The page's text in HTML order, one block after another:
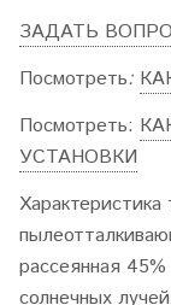
ЗАДАТЬ
Посмотреть:
Посмотреть:
УСТАНОВКИ
Характеристика
рассеянная
солнечных